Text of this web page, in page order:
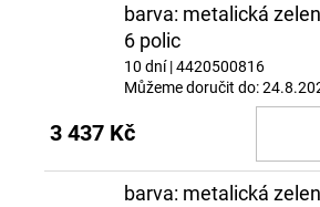
barva: metalická
6 polic
10 dní| 4420500816
Můžeme doručit do:
3 437 Kč
barva: metalická